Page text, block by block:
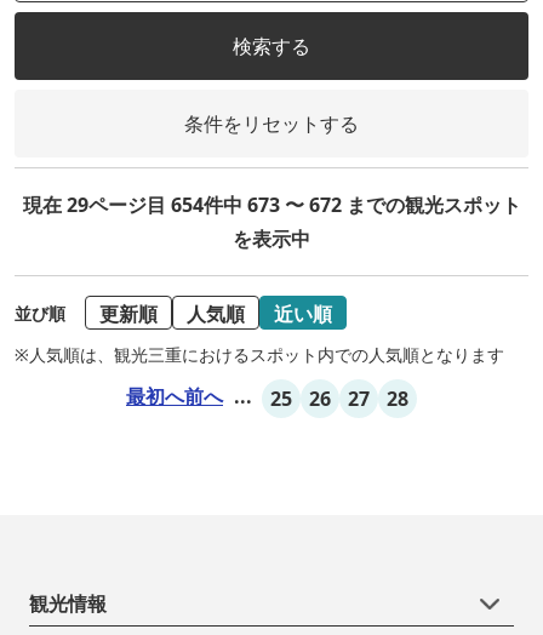
検索する
条件をリセットする
現在 29ページ目 654件中 673 〜 672 までの観光スポット
を表示中
並び順 更新順 人気順 近い順
※人気順は、観光三重におけるスポット内での人気順となります
最初へ前へ ... 25 26 27 28
観光情報